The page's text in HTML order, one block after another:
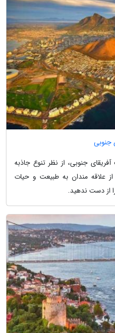
جنوبی
جنوبی، از نظر تنوع جاذبه
علاقه مندان به طبیعت و حیات
از دست ندهید.